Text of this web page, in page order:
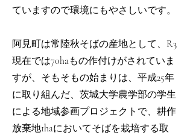
ていますので環境にもやさしいです。
阿見町は常陸秋そばの産地として、R3
現在では70haもの作付けがされていま
すが、そもそもの始まりは、 平成25年
に取り組んだ、茨城大学農学部の学生
による地域参画プロジェクトで、耕作
放棄地1haにおいてそばを栽培する取